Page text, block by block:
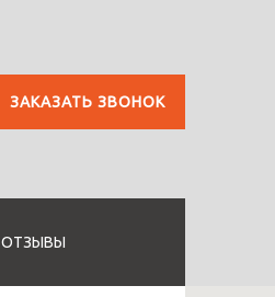
ЗАКАЗАТЬ ЗВОНОК
ОТЗЫВЫ